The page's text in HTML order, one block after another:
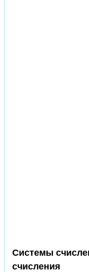
Системы
счисления